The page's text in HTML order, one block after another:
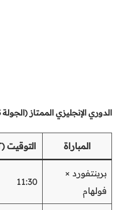
الدوري الإنجليزي الممتاز (الجولة 33)
المباراة التوقيت (GMT)
برينتفورد ×
فولهام
11:30